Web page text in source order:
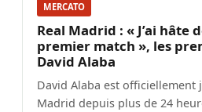
MERCATO
Real Madrid : « J’ai hâte
premier match », les
David Alaba
David Alaba est officiellement
Madrid depuis plus de 24